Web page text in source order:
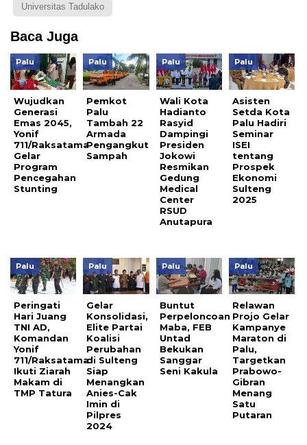
Universitas Tadulako
Baca Juga
Palu
Wujudkan
Generasi
Emas 2045,
Yonif
711/Raksatama
Gelar
Program
Pencegahan
Stunting
Palu
Pemkot
Palu
Tambah 22
Armada
Pengangkut
Sampah
Palu
Wali Kota
Hadianto
Rasyid
Dampingi
Presiden
Jokowi
Resmikan
Gedung
Medical
Center
RSUD
Anutapura
Palu
Asisten
Setda Kota
Palu Hadiri
Seminar
ISEI
tentang
Prospek
Ekonomi
Sulteng
2025
Palu
Peringati
Hari Juang
TNI AD,
Komandan
Yonif
711/Raksatama
Ikuti Ziarah
Makam di
TMP Tatura
Palu
Gelar
Konsolidasi,
Elite Partai
Koalisi
Perubahan
di Sulteng
Siap
Menangkan
Anies-Cak
Imin di
Pilpres
2024
Palu
Buntut
Perpeloncoan
Maba, FEB
Untad
Bekukan
Sanggar
Seni Kakula
Palu
Relawan
Projo Gelar
Kampanye
Maraton di
Palu,
Targetkan
Prabowo-
Gibran
Menang
Satu
Putaran